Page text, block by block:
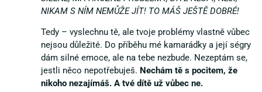
NIKAM S NÍM NEMŮŽE JÍT! TO MÁŠ JEŠTĚ DOBRÉ!
Tedy – vyslechnu tě, ale tvoje problémy vlastně vůbec
nejsou důležité. Do příběhu mé kamarádky a její ségry
dám silné emoce, ale na tebe nezbude. Nezeptám se,
jestli něco nepotřebuješ. Nechám tě s pocitem, že
nikoho nezajímáš. A tvé dítě už vůbec ne.